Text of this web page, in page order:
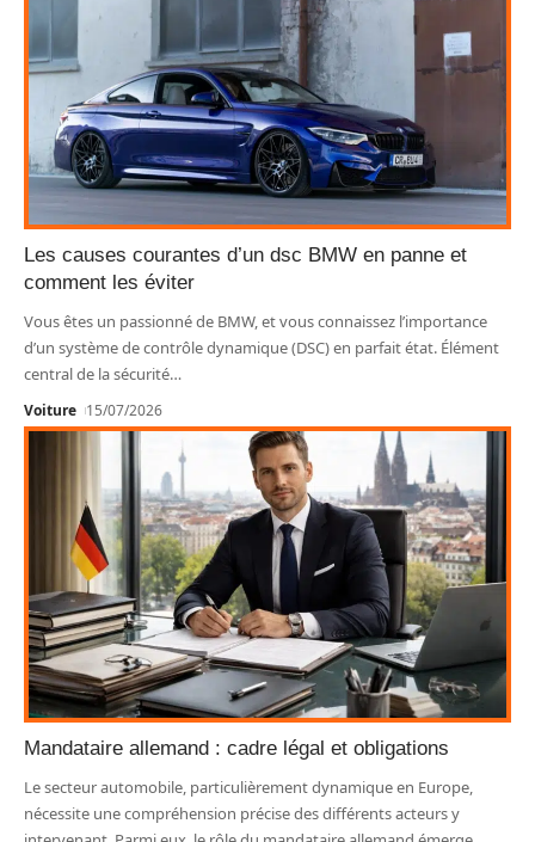
Les causes courantes d’un dsc BMW en panne et
comment les éviter
Vous êtes un passionné de BMW, et vous connaissez l’importance
d’un système de contrôle dynamique (DSC) en parfait état. Élément
central de la sécurité…
Voiture 15/07/2026
Mandataire allemand : cadre légal et obligations
Le secteur automobile, particulièrement dynamique en Europe,
nécessite une compréhension précise des différents acteurs y